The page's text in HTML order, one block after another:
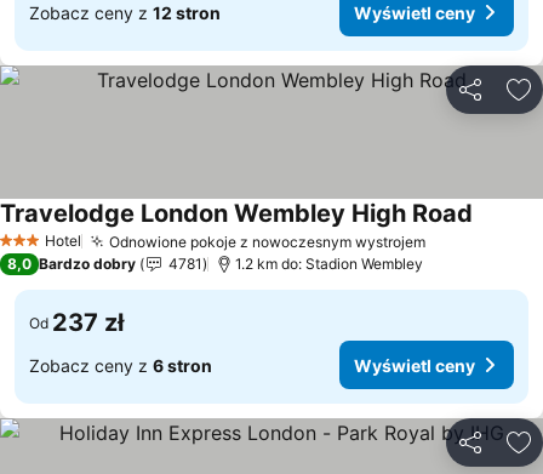
Zobacz ceny z 12 stron Wyświetl ceny
3 Kategoria
Hotel Odnowione pokoje z nowoczesnym wystrojemWyświetl
Travelodge London Wembley High Road
8,0 Bardzo dobry 4781 1.2 km do: Stadion Wembley
Od 237 zł
Zobacz ceny z 6 stron Wyświetl ceny